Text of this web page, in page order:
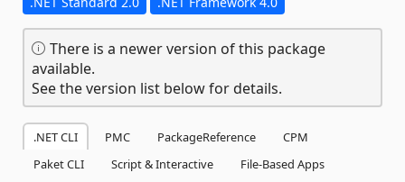
There is a newer version of this package
available.
See the version list below for details.
.NET CLI PMC PackageReference
CPM
Paket CLI
Script & Interactive
File-Based Apps